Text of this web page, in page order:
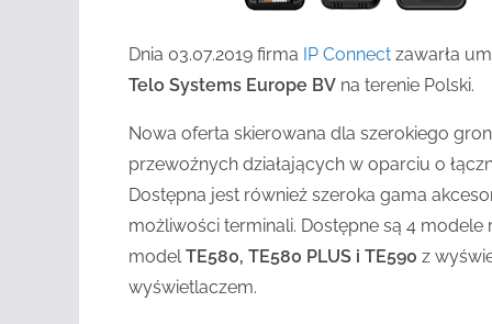
Dnia 03.07.2019 firma IP Connect zawarła
Telo Systems Europe BV na terenie Polski.
Nowa oferta skierowana dla szerokiego
przewoźnych działających w oparciu o
Dostępna jest również szeroka gama
możliwości terminali. Dostępne są 4
modelTE580, TE580 PLUS i TE590 z
wyświetlaczem.